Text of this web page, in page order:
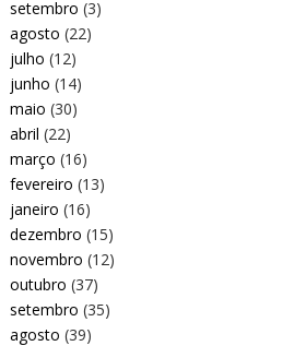
setembro (3)
agosto (22)
julho (12)
junho (14)
maio (30)
abril (22)
março (16)
fevereiro (13)
janeiro (16)
dezembro (15)
novembro (12)
outubro (37)
setembro (35)
agosto (39)